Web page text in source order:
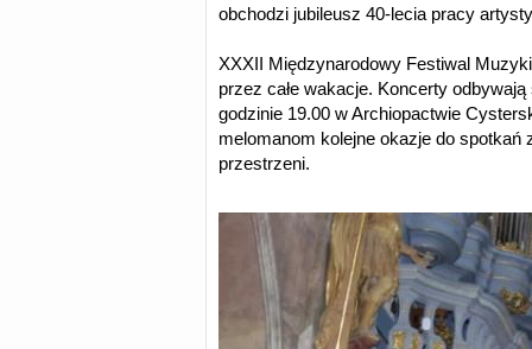
obchodzi jubileusz 40-lecia pracy
XXXII Międzynarodowy Festiwal
przez całe wakacje. Koncerty
godzinie 19.00 w Archiopactwie
melomanom kolejne okazje do spotkań
przestrzeni.